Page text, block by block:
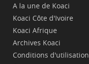
A la une de Koaci
Koaci Côte d'Ivoire
Koaci Afrique
Archives Koaci
Conditions d'utilisation